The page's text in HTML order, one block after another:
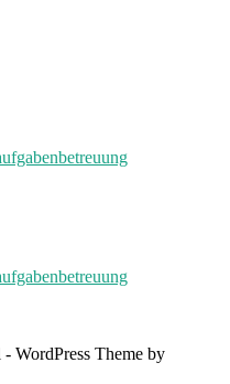
WordPress Theme by